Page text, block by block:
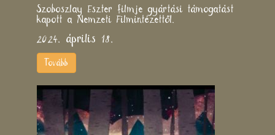
Szoboszlay Eszter filmje gyártási támogatást
kapott a Nemzeti Filmintézettől.
2024. április 18.
Tovább